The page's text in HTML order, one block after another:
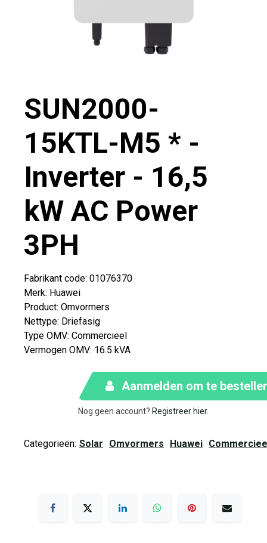
SUN2000-
15KTL-M5 * -
Inverter - 16,5
kW AC Power
3PH
Fabrikant code: 01076370
Merk: Huawei
Product: Omvormers
Nettype: Driefasig
Type OMV: Commercieel
Vermogen OMV: 16.5 kVA
Aanmelden om te
Nog geen account? Registreer hier.
Categorieën: Huawei
Omvormers
Solar